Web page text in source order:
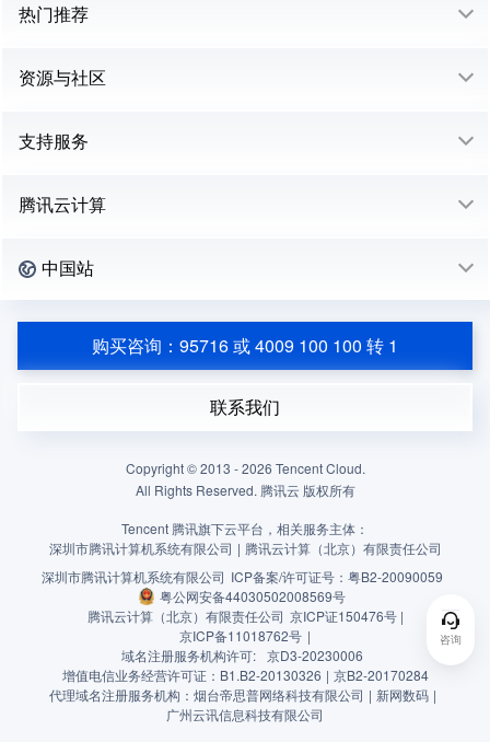
咨询
热门推荐
资源与社区
支持服务
腾讯云计算
中国站
购买咨询：95716 或 4009 100 100 转 1
联系我们
Copyright © 2013 -2026 Tencent Cloud.
All Rights Reserved. 腾讯云 版权所有
Tencent 腾讯旗下云平台，相关服务主体：
深圳市腾讯计算机系统有限公司 | 腾讯云计算（北京）有限责任公司
深圳市腾讯计算机系统有限公司 ICP备案/许可证号： 粤B2-20090059
粤公网安备44030502008569号
腾讯云计算（北京）有限责任公司 京ICP证150476号 |
京ICP备11018762号 |
域名注册服务机构许可: 京D3-20230006
增值电信业务经营许可证：B1.B2-20130326 | 京B2-20170284
代理域名注册服务机构：烟台帝思普网络科技有限公司 | 新网数码 |
广州云讯信息科技有限公司